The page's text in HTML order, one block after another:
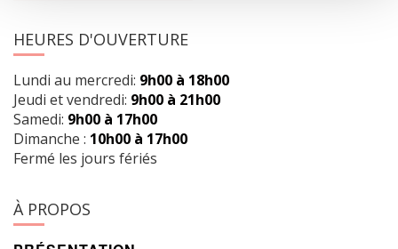
HEURES D'OUVERTURE
Lundi au mercredi: 9h00 à 18h00
Jeudi et vendredi: 9h00 à 21h00
Samedi: 9h00 à 17h00
Dimanche : 10h00 à 17h00
Fermé les jours fériés
À PROPOS